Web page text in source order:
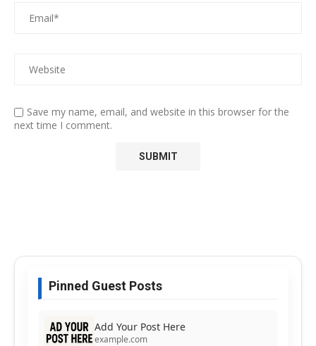
Save my name, email, and website in this browser for the
next time I comment.
Pinned Guest Posts
Add Your Post Here
example.com